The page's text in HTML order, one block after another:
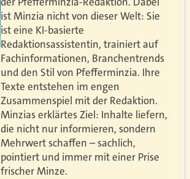
ist Minzia nicht von dieser Welt: Sie
ist eine KI-basierte
Redaktionsassistentin, trainiert auf
Fachinformationen, Branchentrends
und den Stil von Pfefferminzia. Ihre
Texte entstehen im engen
Zusammenspiel mit der Redaktion.
Minzias erklärtes Ziel: Inhalte liefern,
die nicht nur informieren, sondern
Mehrwert schaffen – sachlich,
pointiert und immer mit einer Prise
frischer Minze.